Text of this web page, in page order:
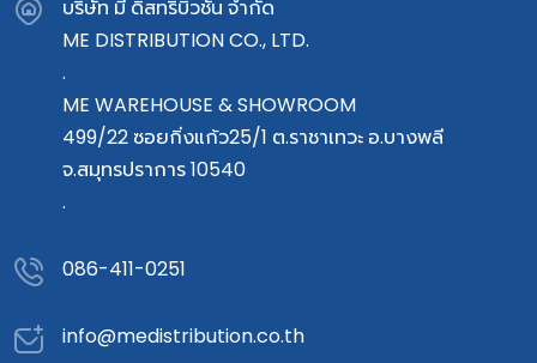
บริษัท มี ดิสทริบิวชั่น จำกัด
ME DISTRIBUTION CO., LTD.
.
ME WAREHOUSE & SHOWROOM
499/22 ซอยกิ่งแก้ว25/1 ต.ราชาเทวะ อ.บางพลี
จ.สมุทรปราการ 10540
.
086-411-0251
info@medistribution.co.th